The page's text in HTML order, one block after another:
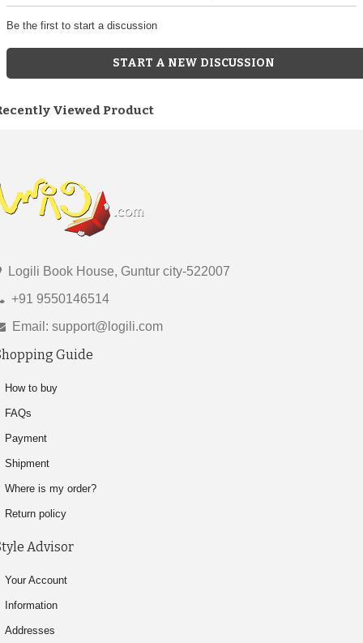
Be the first to start a discussion
START A NEW DISCUSSION
Viewed Product
Logili Book House, Guntur city-522007
+91 9550146514
Email: support@logili.com
Guide
How to buy
FAQs
Payment
Shipment
Where is my order?
Return policy
Advisor
Your Account
Information
Addresses